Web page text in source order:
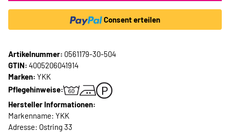
Consent erteilen
Artikelnummer: 0561179-30-504
GTIN: 4005206041914
Marken: YKK
Pflegehinweise:
Hersteller Informationen:
Markenname: YKK
Adresse: Ostring 33